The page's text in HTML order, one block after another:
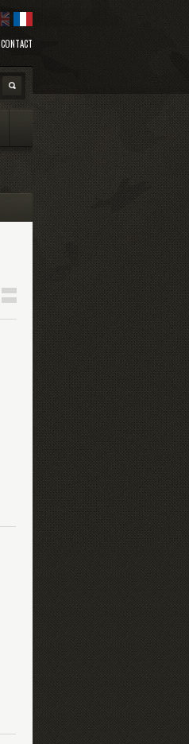
CONTACT
Search